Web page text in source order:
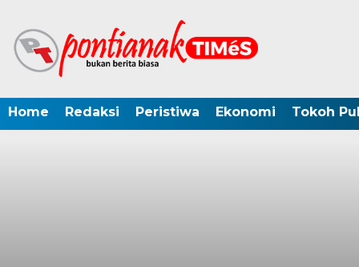
Home Redaksi Peristiwa Ekonomi Tokoh